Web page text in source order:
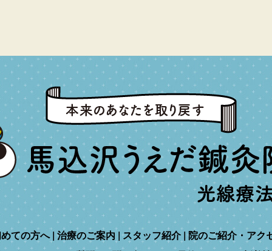
ての方へ 治療のご案内 スタッフ紹介 院のご紹介・アク